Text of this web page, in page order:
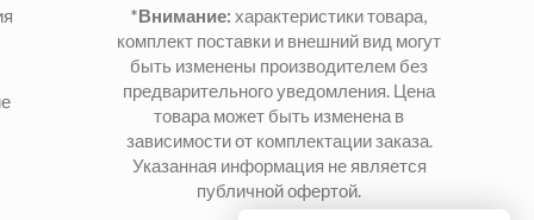
*Внимание: характеристики товара,
комплект поставки и внешний вид могут
быть изменены производителем без
предварительного уведомления. Цена
товара может быть изменена в
зависимости от комплектации заказа.
Указанная информация не является
публичной офертой.